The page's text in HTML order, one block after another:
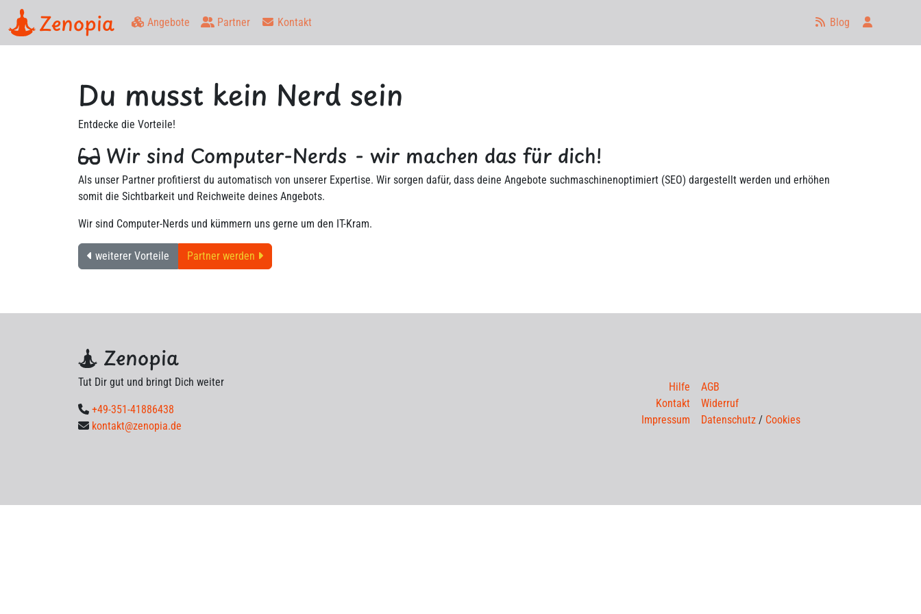
Zenopia Angebote Partner Kontakt Blog
Du musst kein Nerd sein
Entdecke die Vorteile!
Wir sind Computer-Nerds - wir machen das für dich!
Als unser Partner profitierst du automatisch von unserer Expertise. Wir sorgen dafür, dass deine Angebote suchmaschinenoptimiert (SEO) dargestellt werden und erhöhen
somit die Sichtbarkeit und Reichweite deines Angebots.
Wir sind Computer-Nerds und kümmern uns gerne um den IT-Kram.
weiterer Vorteile Partner werden
Zenopia
Tut Dir gut und bringt Dich weiter
+49-351-41886438
kontakt@zenopia.de
Hilfe
Kontakt
Impressum
AGB
Widerruf
Datenschutz / Cookies